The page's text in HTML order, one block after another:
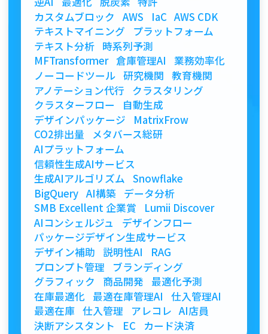
カスタムブロック
AWS IaC AWS CDK
テキストマイニング
プラットフォーム
テキスト分析 時系列予測
MFTransformer 倉庫管理AI
業務効率化
ノーコードツール 研究機関 教育機関
アノテーション代行
クラスタリング
クラスターフロー
自動生成
デザインパッケージ
MatrixFrow
CO2排出量
メタバース総研
AIプラットフォーム
信頼性生成AIサービス
生成AIアルゴリズム Snowflake
BigQuery AI構築
データ分析
SMB Excellent 企業賞
Lumii Discover
AIコンシェルジュ
デザインフロー
パッケージデザイン生成サービス
デザイン補助 説明性AI
RAG
プロンプト管理
ブランディング
グラフィック
商品開発
最適化予測
在庫最適化 最適在庫管理AI
仕入管理AI
最適在庫 仕入管理 アレコレ AI店員
決断アシスタント
EC カード決済